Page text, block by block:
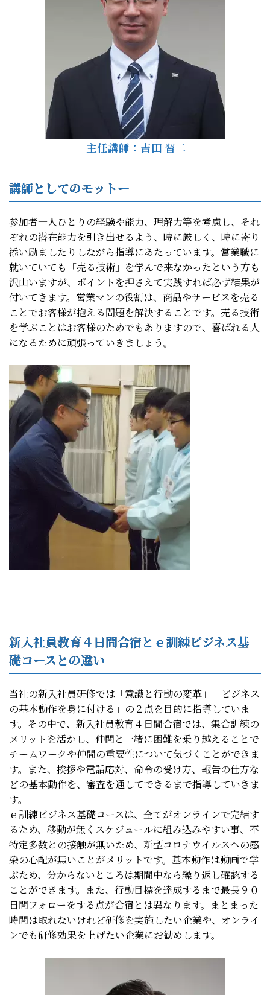
主任講師：吉田 習二
講師としてのモットー
参加者一人ひとりの経験や能力、理解力等を考慮し、それ
ぞれの潜在能力を引き出せるよう、時に厳しく、時に寄り
添い励ましたりしながら指導にあたっています。営業職に
就いていても「売る技術」を学んで来なかったという方も
沢山いますが、ポイントを押さえて実践すれば必ず結果が
付いてきます。営業マンの役割は、商品やサービスを売る
ことでお客様が抱える問題を解決することです。売る技術
を学ぶことはお客様のためでもありますので、喜ばれる人
になるために頑張っていきましょう。
新入社員教育４日間合宿とｅ訓練ビジネス基
礎コースとの違い
当社の新入社員研修では「意識と行動の変革」「ビジネス
の基本動作を身に付ける」の２点を目的に指導していま
す。その中で、新入社員教育４日間合宿では、集合訓練の
メリットを活かし、仲間と一緒に困難を乗り越えることで
チームワークや仲間の重要性について気づくことができま
す。また、挨拶や電話応対、命令の受け方、報告の仕方な
どの基本動作を、審査を通してできるまで指導していきま
す。
ｅ訓練ビジネス基礎コースは、全てがオンラインで完結す
るため、移動が無くスケジュールに組み込みやすい事、不
特定多数との接触が無いため、新型コロナウイルスへの感
染の心配が無いことがメリットです。基本動作は動画で学
ぶため、分からないところは期間中なら繰り返し確認する
ことができます。また、行動目標を達成するまで最長９０
日間フォローをする点が合宿とは異なります。まとまった
時間は取れないけれど研修を実施したい企業や、オンライ
ンでも研修効果を上げたい企業にお勧めします。